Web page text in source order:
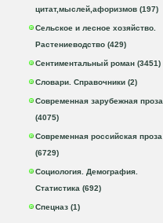
цитат,мыслей,афоризмов (197)
Сельское и лесное хозяйство.
Растениеводство (429)
Сентиментальный роман (3451)
Словари. Справочники (2)
Современная зарубежная проза
(4075)
Современная российская проза
(6729)
Социология. Демография.
Статистика (692)
Спецназ (1)